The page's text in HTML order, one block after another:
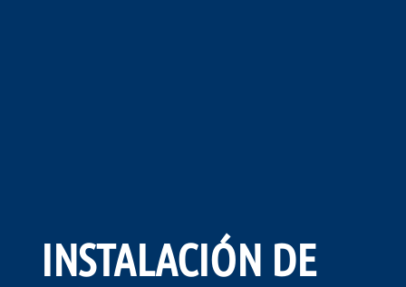
INSTALACIÓN DE